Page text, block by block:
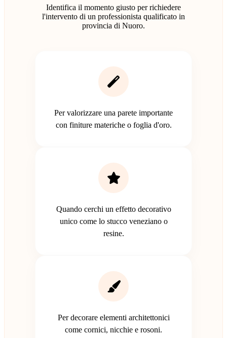
Identifica il momento giusto per richiedere
l'intervento di un professionista qualificato in
provincia di Nuoro.
Per valorizzare una parete importante
con finiture materiche o foglia d'oro.
Quando cerchi un effetto decorativo
unico come lo stucco veneziano o
resine.
Per decorare elementi architettonici
come cornici, nicchie e rosoni.